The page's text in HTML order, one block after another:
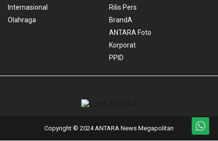
Internasional
Olahraga
Rilis Pers
BrandA
ANTARA Foto
Korporat
PPID
Copyright © 2024 ANTARA News Megapolitan